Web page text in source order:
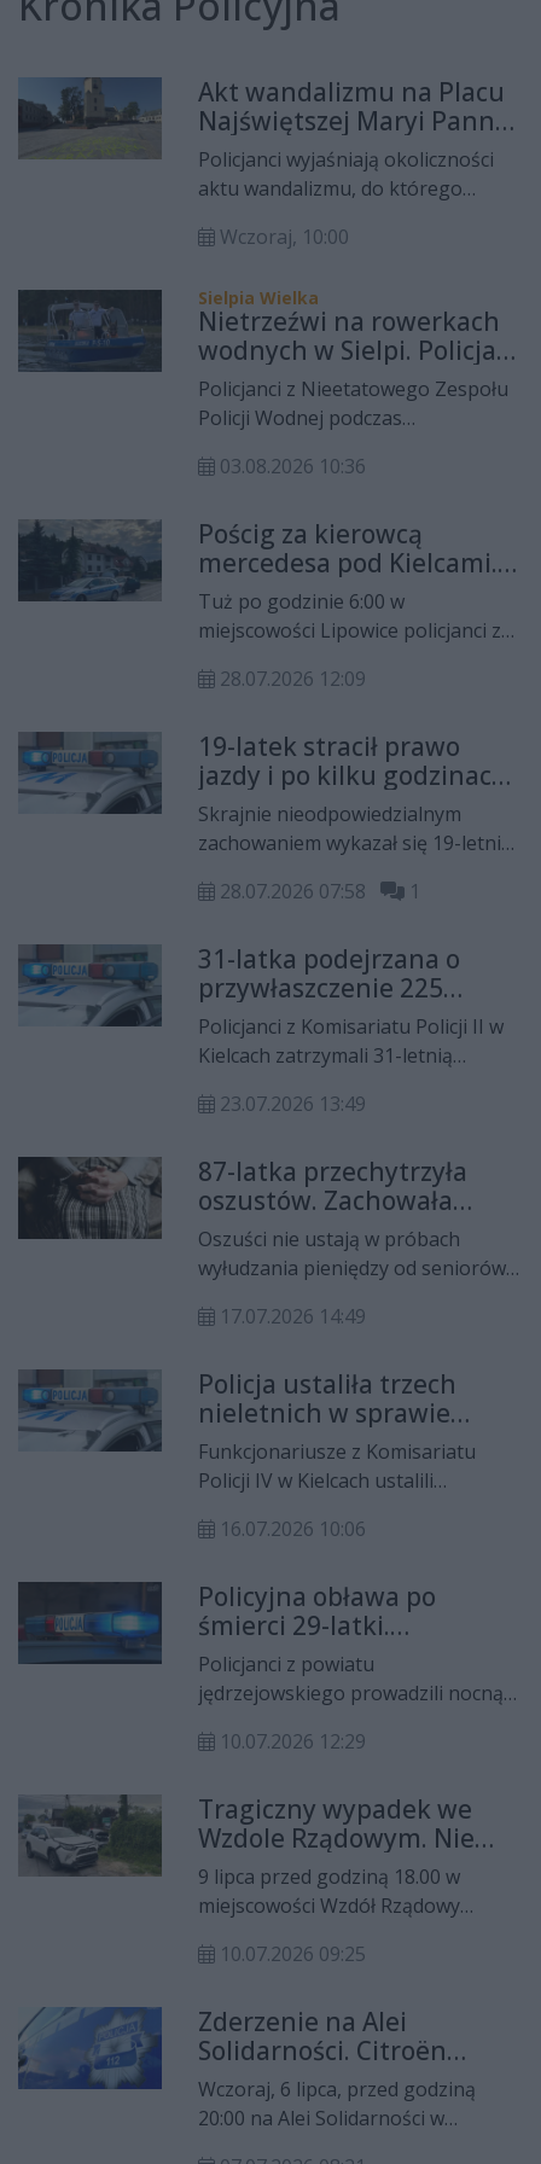
Akt wandalizmu na Placu
Najświętszej Maryi Panny
w Kielcach. Policja
prowadzi czynności
Policjanci wyjaśniają okoliczności
aktu wandalizmu, do którego
Placu Najświętszej Maryi Panny w
namalowała farbą napis na
nawierzchni placu.
Wczoraj, 10:00
Sielpia Wielka
Nietrzeźwi na rowerkach
wodnych w Sielpi. Policja
ukarała 12 osób
Policjanci z Nieetatowego Zespołu
Policji Wodnej podczas
Sielpi ujawnili kolejnych
rowerków wodnych. W ciągu dwóch
dni funkcjonariusze ukarali
mandatami aż 12 osób, które
zdecydowały się korzystać ze
sprzętu pływającego po spożyciu
alkoholu.
03.08.2026 10:36
Pościg za kierowcą
mercedesa pod Kielcami.
24-latek prowadził mimo
zakazu i pod wpływem
amfetaminy
Tuż po godzinie 6:00 w
miejscowości Lipowice policjanci z
Komendy Miejskiej Policji w Kielcach
poranek”. W trakcie kontroli
kierujący mercedesem zignorował
sygnały do zatrzymania i rozpoczął
ucieczkę.
28.07.2026 12:09
19-latek stracił prawo
jazdy i po kilku godzinach
znów pędził. Jechał 128
km/h w terenie
zabudowanym
Skrajnie nieodpowiedzialnym
zachowaniem wykazał się 19-letni
zaledwie kilka godzin po utracie
kierownicę. Tym razem został
zatrzymany w powiecie
jędrzejowskim, gdzie w obszarze
zabudowanym jechał z prędkością
28.07.2026 07:58 1
31-latka podejrzana o
przywłaszczenie 225
tysięcy złotych. Pieniądze
miały zniknąć z kasy
salonu samochodowego
Policjanci z Komisariatu Policji II w
Kielcach zatrzymali 31-letnią
przywłaszczenie znacznej kwoty
funkcjonariuszy chodzi o 225
tysięcy złotych, które miały zniknąć
z kasy jednego z kieleckich salonów
samochodowych.
23.07.2026 13:49
87-latka przechytrzyła
oszustów. Zachowała
zimną krew i uratowała
oszczędności
Oszuści nie ustają w próbach
wyłudzania pieniędzy od seniorów.
dzięki rozsądkowi i czujności 87-
uwierzyła w dramatyczną historię o
wypadku i kosztownym leczeniu
swojego syna.
17.07.2026 14:49
Policja ustaliła trzech
nieletnich w sprawie
naruszenia nietykalności
45-latka
Funkcjonariusze z Komisariatu
Policji IV w Kielcach ustalili
mają związek ze zdarzeniem
nietykalności cielesnej 45-letniego
mieszkańca miasta. Do incydentu
doszło na początku lipca przy ul.
Andersa w Kielcach
16.07.2026 10:06
Policyjna obława po
śmierci 29-latki.
Zatrzymano 19-letniego
mężczyznę
Policjanci z powiatu
jędrzejowskiego prowadzili nocną
letniej kobiety na terenie
związku ze sprawą zatrzymano 19-
letniego mieszkańca powiatu
jędrzejowskiego. Śledczy
podkreślają, że trwa wyjaśnianie
okoliczności śmierci kobiety.
10.07.2026 12:29
Tragiczny wypadek we
Wzdole Rządowym. Nie
żyje 82-letnia pasażerka
Forda
9 lipca przed godziną 18.00 w
miejscowości Wzdół Rządowy
zderzenia dwóch samochodów
wstępnych ustaleń policjantów, 79-
letnia kierująca Fordem, będąc
trzeźwa, nie zastosowała się do
znaku „STOP” i nie ustąpiła
10.07.2026 09:25
Zderzenie na Alei
Solidarności. Citroën
przewrócił się na bok,
jedna osoba trafiła do
Wczoraj, 6 lipca, przed godziną
20:00 na Alei Solidarności w